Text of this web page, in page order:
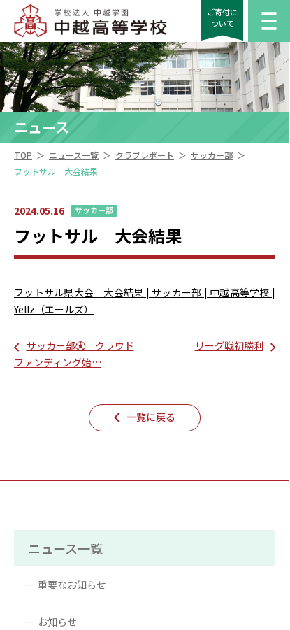
ご寄付に
ついて
ニュース
TOP ＞ ニュース一覧 ＞ クラブレポート ＞ サッカー部 ＞
フットサル 大会結果
2024.05.16 サッカー部
フットサル 大会結果
フットサル県大会 大会結果 | サッカー部 | 中越高等学校 |
Yellz（エールズ）
サッカー部⚽ クラウド
ファンディング始…
リーグ戦初勝利
一覧に戻る
ニュース一覧
重要なお知らせ
お知らせ